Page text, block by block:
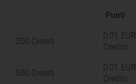
Punti
200 Crediti
0,01 EUR
Credito
500 Crediti
0,01 EUR
Credito